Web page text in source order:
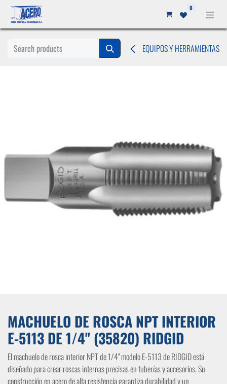
Ir al contenido 0
EQUIPOS Y HERRAMIENTAS
MACHUELO DE ROSCA NPT INTERIOR
E-5113 DE 1/4" (35820) RIDGID
El machuelo de rosca interior NPT de 1/4" modelo E-5113 de RIDGID está
diseñado para crear roscas internas precisas en tuberías y accesorios. Su
construcción en acero de alta resistencia garantiza durabilidad y un